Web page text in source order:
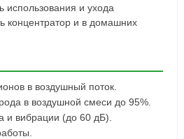
использования и ухода
концентратор и в домашних
в воздушный поток.
в воздушной смеси до 95%.
и вибрации (до 60 дБ).